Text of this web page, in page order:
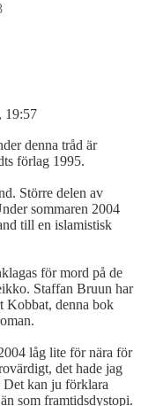
19:57
denna tråd är
förlag 1995.
Större delen av
sommaren 2004
till en islamistisk
för mord på de
Staffan Bruun har
Kobbat, denna bok
låg lite för nära för
det hade jag
Det kan ju förklara
som framtidsdystopi.